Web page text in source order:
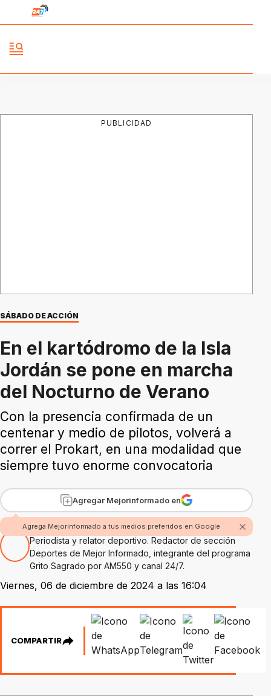
PUBLICIDAD
SÁBADO DE ACCIÓN
En el kartódromo de la Isla
Jordán se pone en marcha
del Nocturno de Verano
Con la presencia confirmada de un
centenar y medio de pilotos, volverá a
correr el Prokart, en una modalidad que
siempre tuvo enorme convocatoria
Agregar Mejorinformado en
Agrega Mejorinformado a tus medios preferidos en Google
Por Hugo Alejandro Amaolo
Periodista y relator deportivo. Redactor de sección
Deportes de Mejor Informado, integrante del programa
Grito Sagrado por AM550 y canal 24/7.
Viernes, 06 de diciembre de 2024 a las 16:04
COMPARTIR